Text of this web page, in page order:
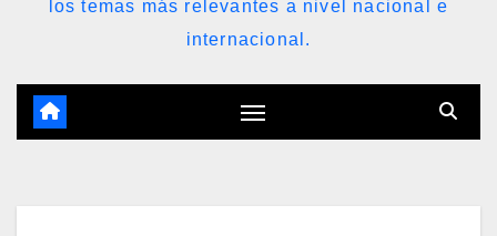
los temas más relevantes a nivel nacional e
internacional.